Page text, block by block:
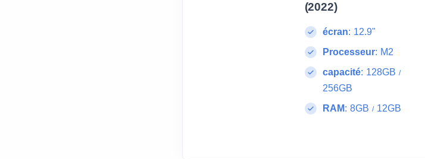
(2022)
écran: 12.9"
Processeur: M2
capacité: 128GB /
256GB
RAM: 8GB /12GB